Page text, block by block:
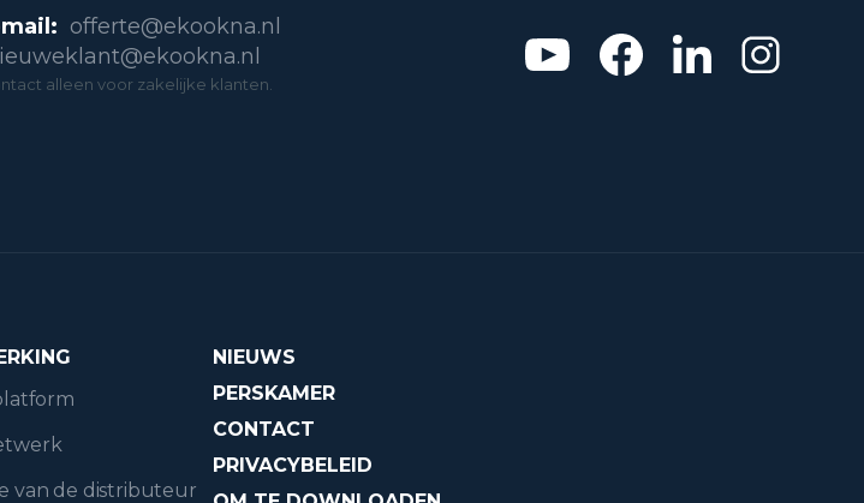
offerte@ekookna.nl
alleen voor zakelijke klanten.
van de distributeur
NIEUWS
PERSKAMER
CONTACT
PRIVACYBELEID